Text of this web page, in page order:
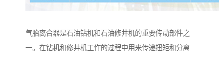
气胎离合器是石油钻机和石油修井机的重要传动部件之
一。在钻机和修井机工作的过程中用来传递扭矩和分离